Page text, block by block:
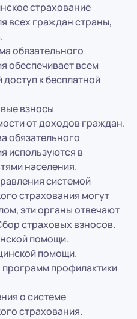
страхование
всех граждан страны,
обязательного
обеспечивает всем
к бесплатной
взносы
от доходов граждан.
обязательного
используются в
населения.
системой
страхования могут
эти органы отвечают
страховых взносов.
помощи.
помощи.
программ профилактики
о системе
страхования.